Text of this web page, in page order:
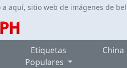
a aquí, sitio web de imágenes de
Etiquetas
Populares
China